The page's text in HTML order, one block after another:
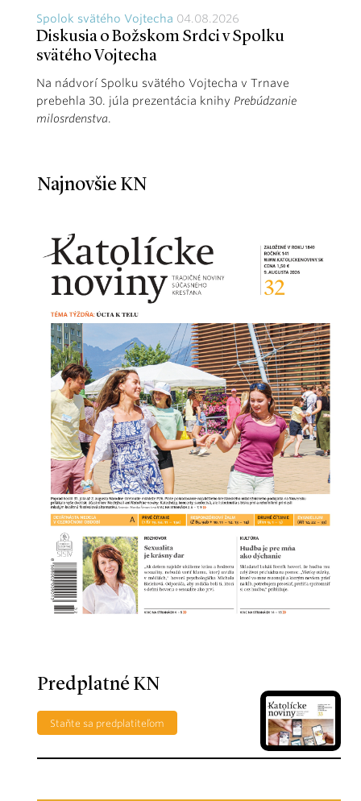
Spolok svätého Vojtecha 04.08.2026
Diskusia o Božskom Srdci v Spolku
svätého Vojtecha
Na nádvorí Spolku svätého Vojtecha v Trnave
prebehla 30. júla prezentácia knihy Prebúdzanie
milosrdenstva.
Najnovšie KN
Predplatné KN
Staňte sa predplatiteľom